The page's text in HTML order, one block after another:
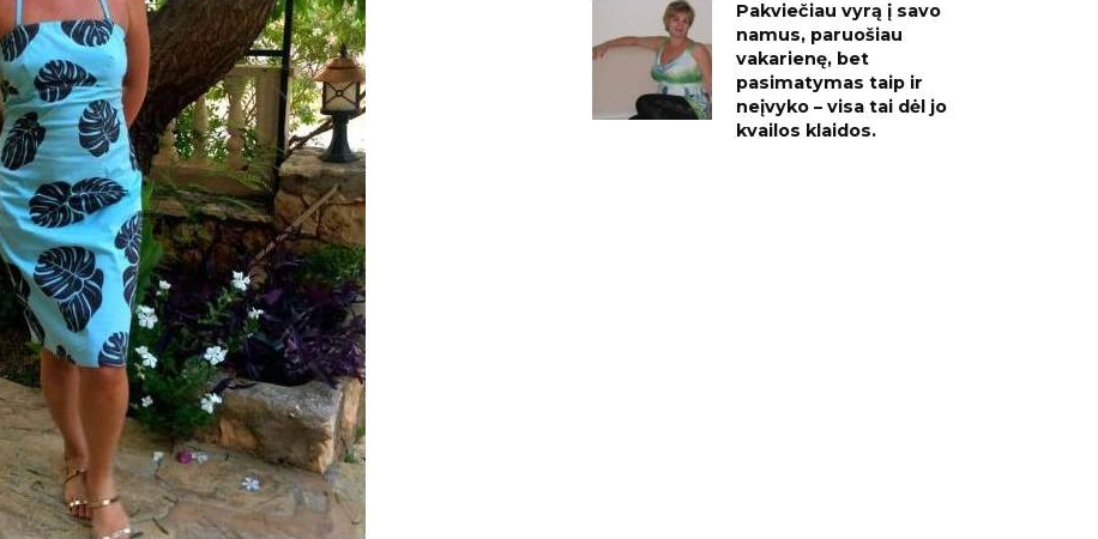
Pakviečiau vyrą į savo
namus, paruošiau
vakarienę, bet
pasimatymas taip ir
neįvyko – visa tai dėl jo
kvailos klaidos.